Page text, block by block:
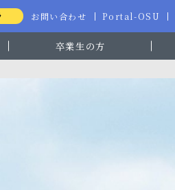
お問い合わせ Portal-OSU
卒業生の方